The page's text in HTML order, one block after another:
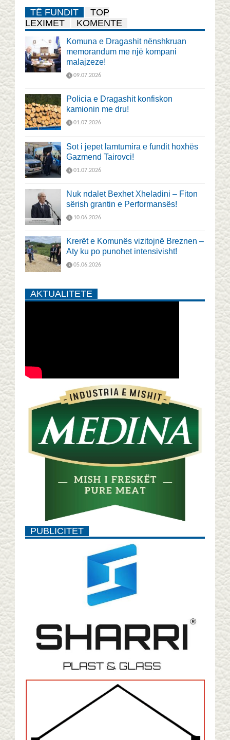
TË FUNDIT
TOP
LEXIMET
KOMENTE
Komuna e Dragashit nënshkruan
memorandum me një kompani
malajzeze!
09.07.2026
Policia e Dragashit konfiskon
kamionin me dru!
01.07.2026
Sot i jepet lamtumira e fundit hoxhës
Gazmend Tairovci!
01.07.2026
Nuk ndalet Bexhet Xheladini – Fiton
sërish grantin e Performansës!
10.06.2026
Krerët e Komunës vizitojnë Breznen –
Aty ku po punohet intensivisht!
05.06.2026
AKTUALITETE
PUBLICITET